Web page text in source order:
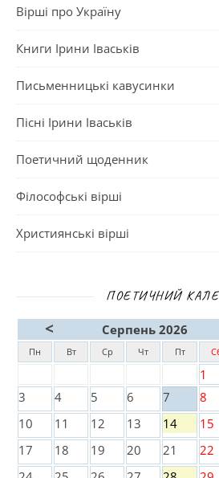
Вірші про Україну
Книги Ірини Іваськів
Письменницькі кавусинки
Пісні Ірини Іваськів
Поетичний щоденник
Філософські вірші
Християнські вірші
ПОЕТИЧНИЙ
< Серпень 2026
Пн Вт Ср Чт Пт
1
3
4 5 6 7 8
10
11 12 13 14 15
17
18 19 20 21 22